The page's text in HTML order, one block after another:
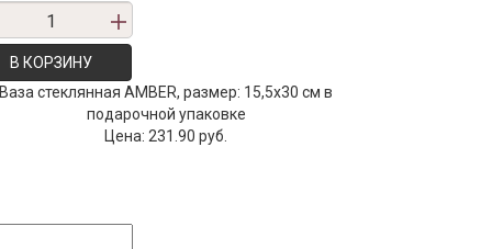
В КОРЗИНУ
Ваза стеклянная AMBER, размер: 15,5х30 см в
подарочной упаковке
Цена: 231.90 руб.